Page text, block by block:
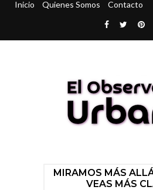
Inicio Quienes Somos Contacto
MIRAMOS MÁS
VEAS MÁS